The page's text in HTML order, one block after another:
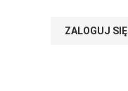
ZALOGUJ SIĘ